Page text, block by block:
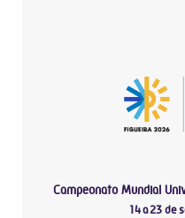
Campeonato Mundial
14 a 23 de